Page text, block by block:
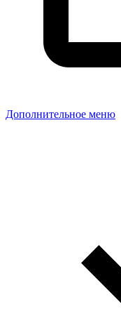
Дополнительное меню